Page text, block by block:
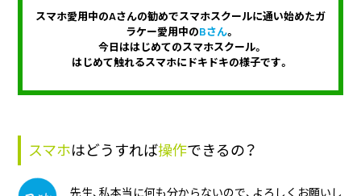
スマホ愛用中のAさんの勧めでスマホスクールに通い始めたガ
ラケー愛用中のBさん。
今日ははじめてのスマホスクール。
はじめて触れるスマホにドキドキの様子です。
スマホはどうすれば操作できるの？
先生、私本当に何も分からないので、よろしくお願いし